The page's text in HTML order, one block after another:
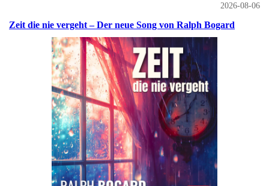
2026-08-06
Zeit die nie vergeht – Der neue Song von Ralph Bogard